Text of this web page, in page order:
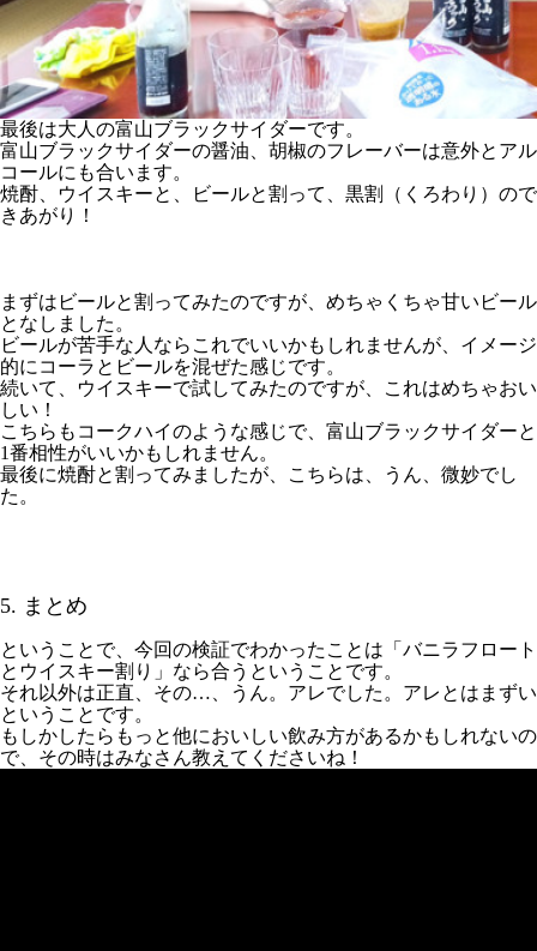
最後は大人の富山ブラックサイダーです。
富山ブラックサイダーの醤油、胡椒のフレーバーは意外とアル
コールにも合います。
焼酎、ウイスキーと、ビールと割って、黒割（くろわり）ので
きあがり！
まずはビールと割ってみたのですが、めちゃくちゃ甘いビール
となしました。
ビールが苦手な人ならこれでいいかもしれませんが、イメージ
的にコーラとビールを混ぜた感じです。
続いて、ウイスキーで試してみたのですが、これはめちゃおい
しい！
こちらもコークハイのような感じで、富山ブラックサイダーと
1番相性がいいかもしれません。
最後に焼酎と割ってみましたが、こちらは、うん、微妙でし
た。
5. まとめ
ということで、今回の検証でわかったことは「バニラフロート
とウイスキー割り」なら合うということです。
それ以外は正直、その…、うん。アレでした。アレとはまずい
ということです。
もしかしたらもっと他においしい飲み方があるかもしれないの
で、その時はみなさん教えてくださいね！